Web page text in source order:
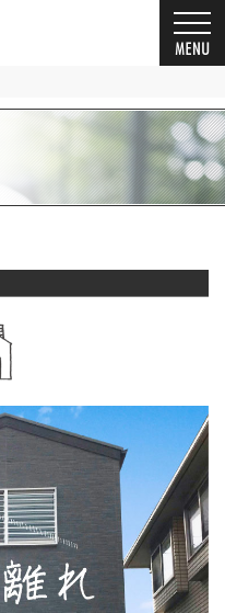
市の新築戸建て・注文住宅・自由設
（千葉市・船橋市）の工務店なら一級